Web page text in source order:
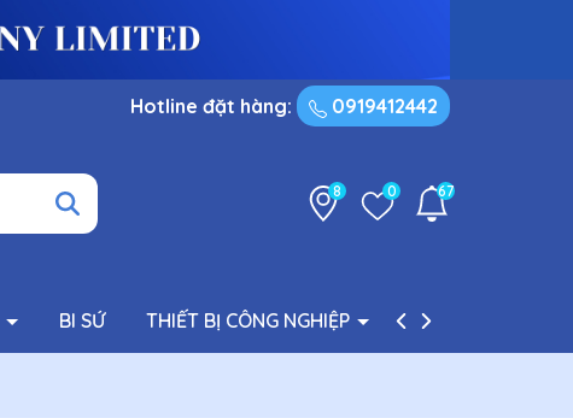
Hotline đặt hàng: 0919412442
8 0 67
BI SỨ THIẾT BỊ CÔNG NGHIỆP PHỤ TÙNG BƠM